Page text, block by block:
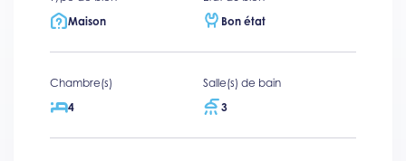
Maison
Bon état
Chambre(s)
4
Salle(s) de bain
3